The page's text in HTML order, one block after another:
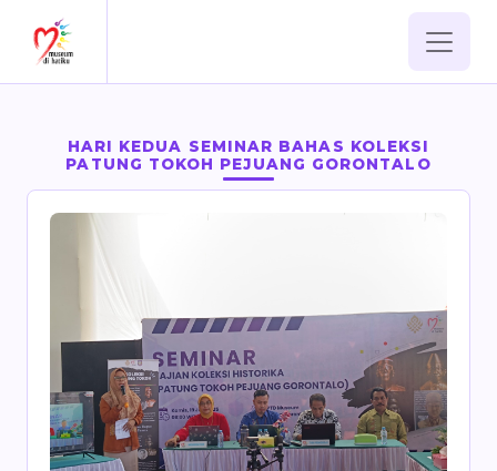
HARI KEDUA SEMINAR BAHAS KOLEKSI
PATUNG TOKOH PEJUANG GORONTALO